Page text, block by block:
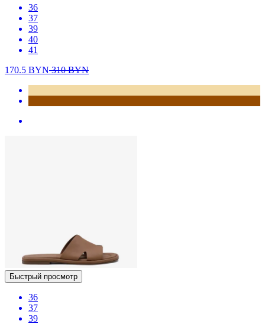
36
37
39
40
41
170.5 BYN310BYN
Быстрый просмотр
36
37
39